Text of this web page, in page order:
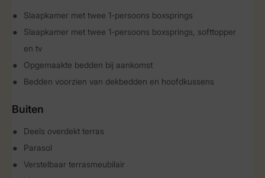
Slaapkamer met twee 1-persoons boxsprings
Slaapkamer met twee 1-persoons boxsprings, softtopper
en tv
Opgemaakte bedden bij aankomst
Bedden voorzien van dekbedden en hoofdkussens
Buiten
Deels overdekt terras
Parasol
Verstelbaar terrasmeubilair